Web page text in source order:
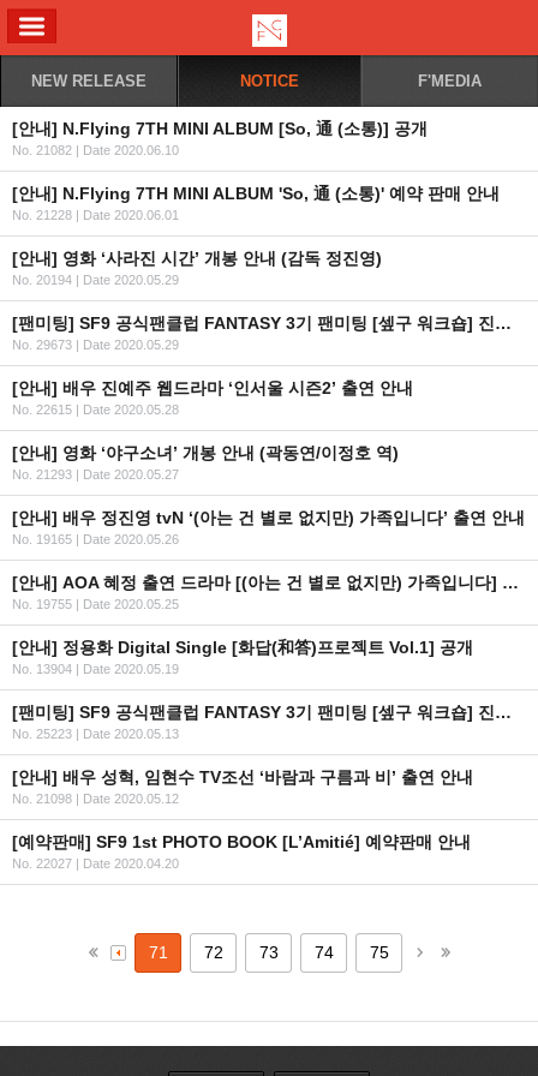
NEW RELEASE NOTICE F'MEDIA
[안내] N.Flying 7TH MINI ALBUM [So, 通 (소통)] 공개
No. 21082 | Date 2020.06.10
[안내] N.Flying 7TH MINI ALBUM 'So, 通 (소통)' 예약 판매 안내
No. 21228 | Date 2020.06.01
[안내] 영화 ‘사라진 시간’ 개봉 안내 (감독 정진영)
No. 20194 | Date 2020.05.29
[팬미팅] SF9 공식팬클럽 FANTASY 3기 팬미팅 [셒구 워크숍] 진행 사항 관련 2차 안내
No. 29673 | Date 2020.05.29
[안내] 배우 진예주 웹드라마 ‘인서울 시즌2’ 출연 안내
No. 22615 | Date 2020.05.28
[안내] 영화 ‘야구소녀’ 개봉 안내 (곽동연/이정호 역)
No. 21293 | Date 2020.05.27
[안내] 배우 정진영 tvN ‘(아는 건 별로 없지만) 가족입니다’ 출연 안내
No. 19165 | Date 2020.05.26
[안내] AOA 혜정 출연 드라마 [(아는 건 별로 없지만) 가족입니다] 방영 일정 안내
No. 19755 | Date 2020.05.25
[안내] 정용화 Digital Single [화답(和答)프로젝트 Vol.1] 공개
No. 13904 | Date 2020.05.19
[팬미팅] SF9 공식팬클럽 FANTASY 3기 팬미팅 [셒구 워크숍] 진행 사항 관련 안내
No. 25223 | Date 2020.05.13
[안내] 배우 성혁, 임현수 TV조선 ‘바람과 구름과 비’ 출연 안내
No. 21098 | Date 2020.05.12
[예약판매] SF9 1st PHOTO BOOK [L’Amitié] 예약판매 안내
No. 22027 | Date 2020.04.20
71 72 73 74 75